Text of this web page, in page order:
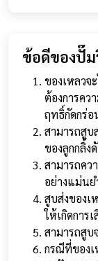
ข้อดีของปั๊
ของเหลวจ
ต้องการคว
ฤทธิ์กัดกร่อ
สามารถสูบ
ของลูกกลิ้ง
สามารถคว
อย่างแม่นย
สูบส่งของเ
ให้เกิดการ
สามารถสูบ
กรณีที่ของเ